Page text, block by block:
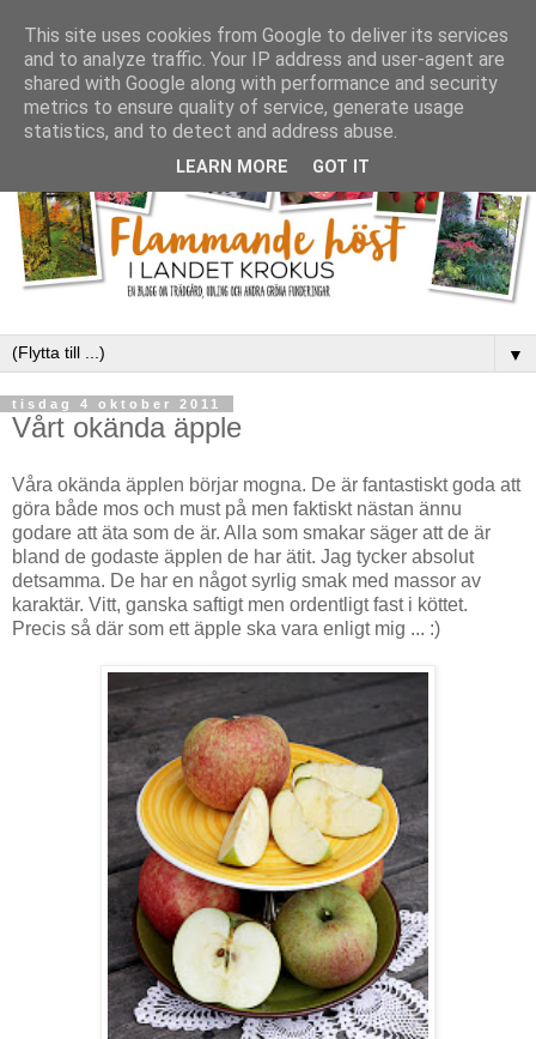
▼
tisdag 4 oktober 2011
Vårt okända äpple
Våra okända äpplen börjar mogna. De är fantastiskt goda att
göra både mos och must på men faktiskt nästan ännu
godare att äta som de är. Alla som smakar säger att de är
bland de godaste äpplen de har ätit. Jag tycker absolut
detsamma. De har en något syrlig smak med massor av
karaktär. Vitt, ganska saftigt men ordentligt fast i köttet.
Precis så där som ett äpple ska vara enligt mig ... :)
This site uses cookies from Google to deliver its services
and to analyze traffic. Your IP address and user-agent are
shared with Google along with performance and security
metrics to ensure quality of service, generate usage
statistics, and to detect and address abuse.
LEARN MORE GOT IT